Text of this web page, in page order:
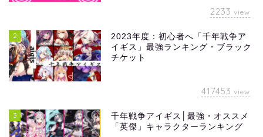
2233 view
2
2023年度：初心者へ「千年戦争ア
イギス」最強ランキング・ブラック
チケット
417453 view
3
千年戦争アイギス│最強・オススメ
「英傑」キャラクターランキング